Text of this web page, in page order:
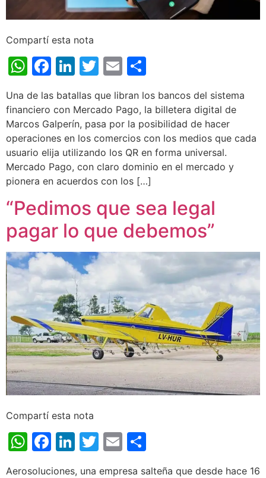
Compartí esta nota
WhatsApp
Facebook
LinkedIn
Twitter
Email
Una de las batallas que libran los bancos del sistema
financiero con Mercado Pago, la billetera digital de
Marcos Galperín, pasa por la posibilidad de hacer
operaciones en los comercios con los medios que cada
usuario elija utilizando los QR en forma universal.
Mercado Pago, con claro dominio en el mercado y
pionera en acuerdos con los […]
“Pedimos que sea legal
pagar lo que debemos”
Compartí esta nota
WhatsApp
Facebook
LinkedIn
Twitter
Email
Aerosoluciones, una empresa salteña que desde hace 16